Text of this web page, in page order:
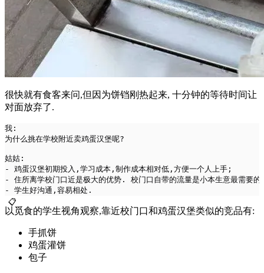
很快就有食客来问,但因为饼铛刚热起来, 十分钟的等待时间让
对面放弃了.
我:
为什么挑在学校附近卖鸡蛋汉堡呢?
姑姑:
- 鸡蛋汉堡初期投入,学习成本,制作成本相对低,方便一个人上手;
- 住所离学校门口近是极大的优势. 校门口自带的流量是小本生意最需要
- 学生好沟通,容易相处.
📋
以觅食的学生视角观察,靠近校门口和鸡蛋汉堡类似的竞品有:
手抓饼
鸡蛋灌饼
包子